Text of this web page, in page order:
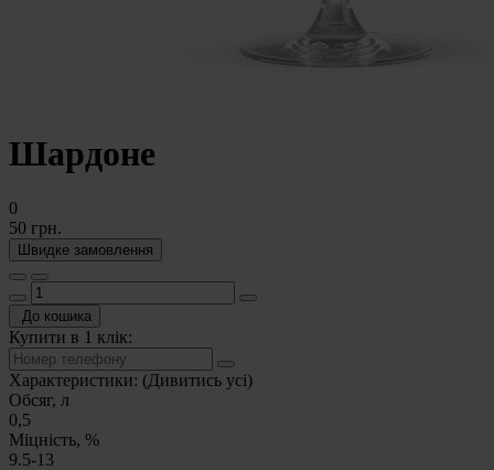
Шардоне
0
50 грн.
Швидке замовлення
До кошика
Купити в 1 клік:
Характеристики: (Дивитись усі)
Обсяг, л
0,5
Міцність, %
9.5-13